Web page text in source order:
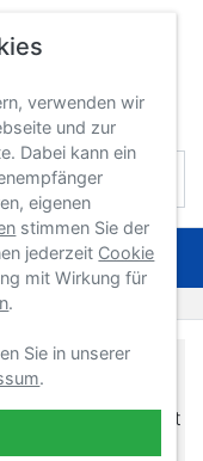
Shop
Bereich von Sport
verwenden wir
und zur
Dabei kann ein
eigenen
stimmen Sie der
jederzeit Cookie
mit Wirkung für
.
Sie in unserer
.